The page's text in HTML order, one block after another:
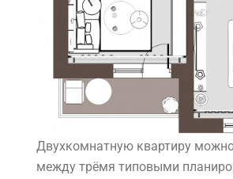
Двухкомнатную квартиру
между трёмя типовыми